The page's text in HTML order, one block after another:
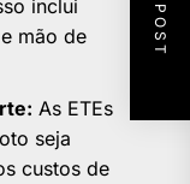
inclui
mão de
As ETEs
seja
custos de